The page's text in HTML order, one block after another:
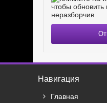
Навигация
Главная